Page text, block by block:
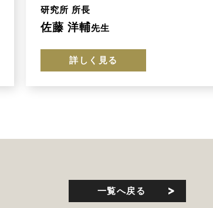
研究所 所長
佐藤 洋輔先生
詳しく見る
一覧へ戻る